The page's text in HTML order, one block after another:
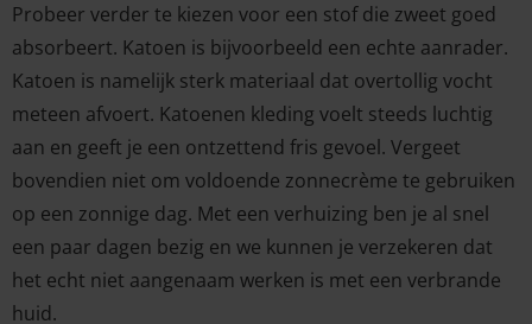
Probeer verder te kiezen voor een stof die zweet goed
absorbeert. Katoen is bijvoorbeeld een echte aanrader.
Katoen is namelijk sterk materiaal dat overtollig vocht
meteen afvoert. Katoenen kleding voelt steeds luchtig
aan en geeft je een ontzettend fris gevoel. Vergeet
bovendien niet om voldoende zonnecrème te gebruiken
op een zonnige dag. Met een verhuizing ben je al snel
een paar dagen bezig en we kunnen je verzekeren dat
het echt niet aangenaam werken is met een verbrande
huid.